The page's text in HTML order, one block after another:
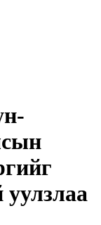
уулзлаа